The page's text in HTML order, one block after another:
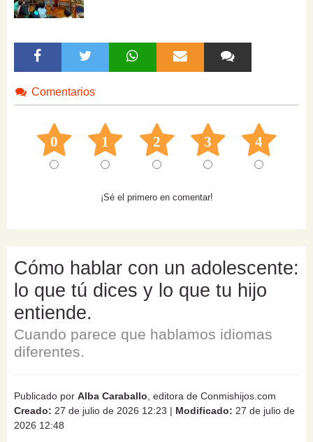
Comentarios
0 1 2 3 4
¡Sé el primero en comentar!
Cómo hablar con un adolescente:
lo que tú dices y lo que tu hijo
entiende.
Cuando parece que hablamos idiomas
diferentes.
Publicado por Alba Caraballo , editora de Conmishijos.com
Creado: 27 de julio de 2026 12:23 | Modificado: 27 de julio de
2026 12:48